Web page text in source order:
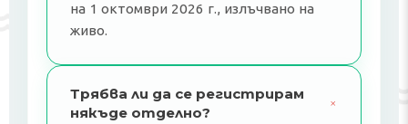
на 1 октомври 2026 г., излъчвано на
живо.
Трябва ли да се регистрирам
някъде отделно?
+